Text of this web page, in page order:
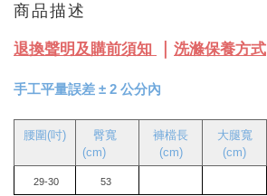
商品描述
退換聲明及購前須知 洗滌保養方式
手工平量誤差 ± 2 公分內
腰圍(吋)
(cm)
褲檔長
(cm)
大腿寬
(cm)
29-30 53